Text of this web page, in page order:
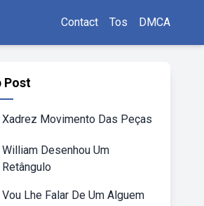
Contact Tos DMCA
Post
Xadrez Movimento Das Peças
William Desenhou Um
Retângulo
Vou Lhe Falar De Um Alguem